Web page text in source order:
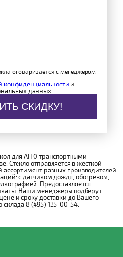
оговаривается с менеджером
конфиденциальности и
данных
СКИДКУ!
для AITO транспортными
Стекло отправляется в жёсткой
разных производителей
с датчиком дождя, обогревом,
Предоставляется
Наши менеджеры подберут
и сроку доставки до Вашего
склада 8 (495) 135-00-54.